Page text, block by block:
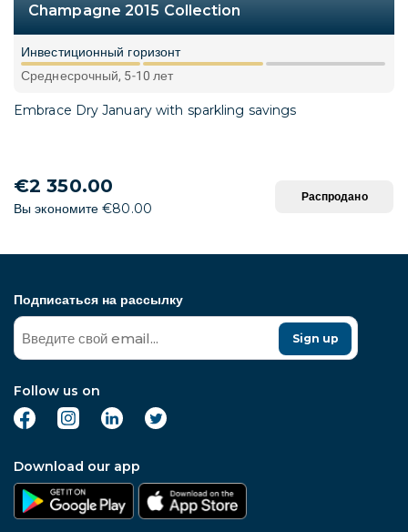
Champagne 2015 Collection
Инвестиционный горизонт
Среднесрочный, 5-10 лет
Embrace Dry January with sparkling savings
€2 350.00
Вы экономите €80.00
Распродано
Подписаться на рассылку
Sign up
Follow us on
Download our app